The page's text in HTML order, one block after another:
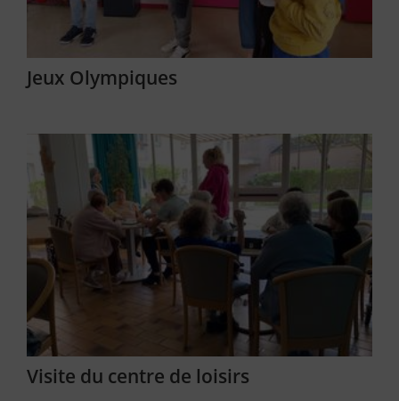
Jeux Olympiques
Visite du centre de loisirs